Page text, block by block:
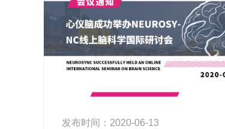
发布时间：2020-06-13